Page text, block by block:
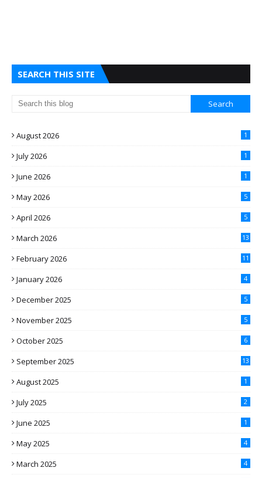
SEARCH THIS SITE
August 2026 1
July 2026 1
June 2026 1
May 2026 5
April 2026 5
March 2026 13
February 2026 11
January 2026 4
December 2025 5
November 2025 5
October 2025 6
September 2025 13
August 2025 1
July 2025 2
June 2025 1
May 2025 4
March 2025 4